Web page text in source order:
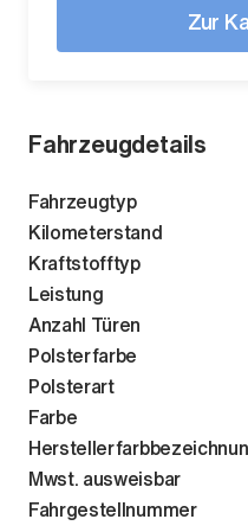
Fahrzeugdetails
Fahrzeugtyp
Kilometerstand
Kraftstofftyp
Leistung
Anzahl Türen
Polsterfarbe
Polsterart
Farbe
Mwst. ausweisbar
Fahrgestellnummer
Zur